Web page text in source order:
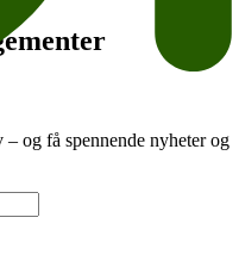
og få spennende nyheter og